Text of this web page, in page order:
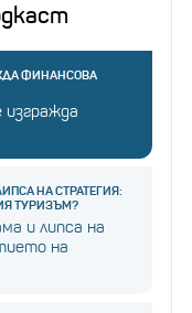
ФИНАНСОВА
НА СТРАТЕГИЯ:
ТУРИЗЪМ?
и липса на
на